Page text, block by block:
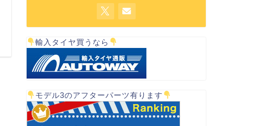
輸入タイヤ買うなら
モデル3のアフターパーツ有ります